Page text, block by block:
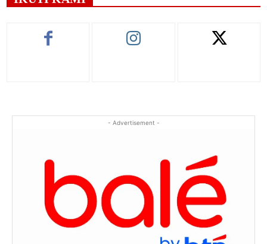
- Advertisement -